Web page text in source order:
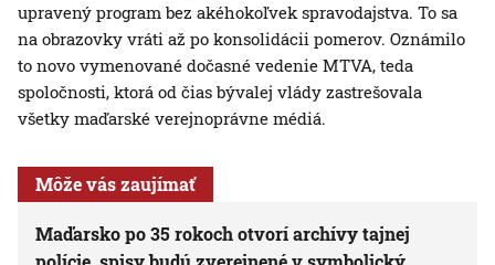
upravený program bez akéhokoľvek spravodajstva. To sa
na obrazovky vráti až po konsolidácii pomerov. Oznámilo
to novo vymenované dočasné vedenie MTVA, teda
spoločnosti, ktorá od čias bývalej vlády zastrešovala
všetky maďarské verejnoprávne médiá.
Môže vás zaujímať
Maďarsko po 35 rokoch otvorí archívy tajnej